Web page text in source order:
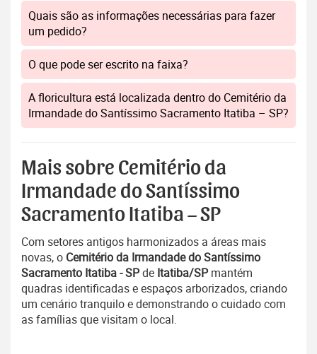
Quais são as informações necessárias para fazer
um pedido?
O que pode ser escrito na faixa?
A floricultura está localizada dentro do Cemitério da
Irmandade do Santíssimo Sacramento Itatiba – SP?
Mais sobre Cemitério da
Irmandade do Santíssimo
Sacramento Itatiba – SP
Com setores antigos harmonizados a áreas mais
novas, o Cemitério da Irmandade do Santíssimo
Sacramento Itatiba - SPde Itatiba/SPmantém
quadras identificadas e espaços arborizados, criando
um cenário tranquilo e demonstrando o cuidado com
as famílias que visitam o local.